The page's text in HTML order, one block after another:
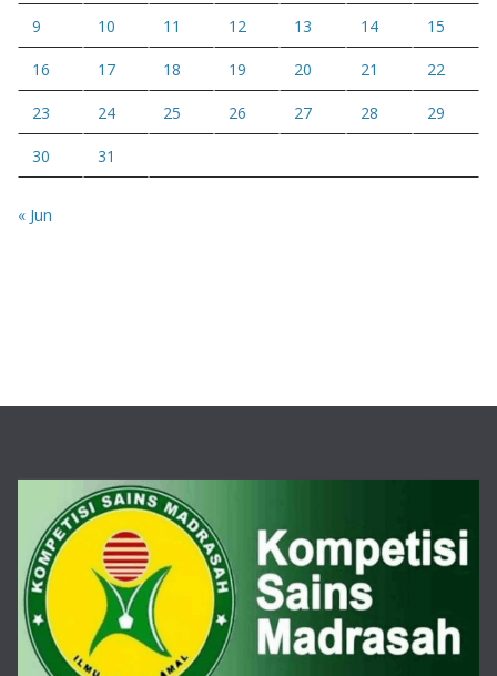
9 10 11 12 13 14 15
16 17 18 19 20 21 22
23 24 25 26 27 28 29
30 31
« Jun